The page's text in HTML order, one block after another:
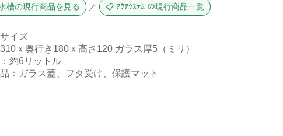
槽の現行商品を見る ／ 📋 ｱｸｱｼｽﾃﾑ の現行商品一覧
イズ
ｘ奥行き180ｘ高さ120 ガラス厚5（ミリ）
約6リットル
：ガラス蓋、フタ受け、保護マット